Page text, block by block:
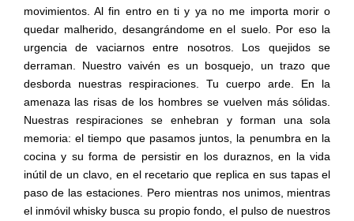
movimientos. Al fin entro en ti y ya no me importa morir o
quedar malherido, desangrándome en el suelo. Por eso la
urgencia de vaciarnos entre nosotros. Los quejidos se
derraman. Nuestro vaivén es un bosquejo, un trazo que
desborda nuestras respiraciones. Tu cuerpo arde. En la
amenaza las risas de los hombres se vuelven más sólidas.
Nuestras respiraciones se enhebran y forman una sola
memoria: el tiempo que pasamos juntos, la penumbra en la
cocina y su forma de persistir en los duraznos, en la vida
inútil de un clavo, en el recetario que replica en sus tapas el
paso de las estaciones. Pero mientras nos unimos, mientras
el inmóvil whisky busca su propio fondo, el pulso de nuestros